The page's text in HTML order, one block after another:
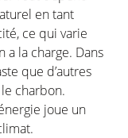
en tant
ce qui varie
a la charge. Dans
que d’autres
charbon.
joue un